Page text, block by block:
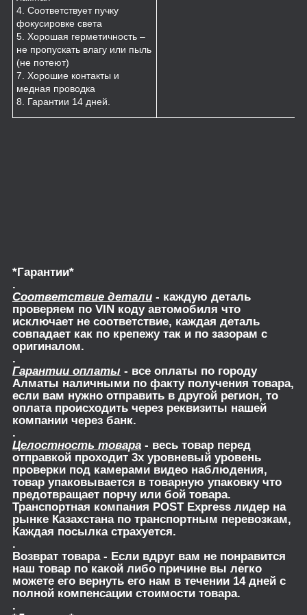
4. Соответствует пучку
фокусировке света
5. Хорошая герметичность –
не пропускать влагу или пыль
(не потеют)
7. Хорошие контакты и
медная проводка
8. Гарантии 14 дней.
*Гарантии*
.
Соответствие детали - каждую деталь
проверяем по VIN коду автомобиля что
исключает не соответствие, каждая деталь
совпадает как по крепежу так и по зазорам с
оригиналом.
.
Гарантии оплаты - все оплаты по городу
Алматы наличными по факту получения товара,
если вам нужно отправить в другой регион, то
оплата происходить через реквизиты нашей
компании через банк.
.
Целостность товара - весь товар перед
отправкой проходит 3х уровневый уровень
проверки под камерами видео наблюдения,
товар упаковывается в товарную упаковку что
предотвращает порчу или бой товара.
Транспортная компания POST Express лидер на
рынке Казахстана по транспортным перевозкам,
Каждая посылка страхуется.
.
Возврат товара- Если вдруг вам не понравится
наш товар по какой либо причине вы легко
можете его вернуть его нам в течении 14 дней с
полной компенсации стоимости товара.
.